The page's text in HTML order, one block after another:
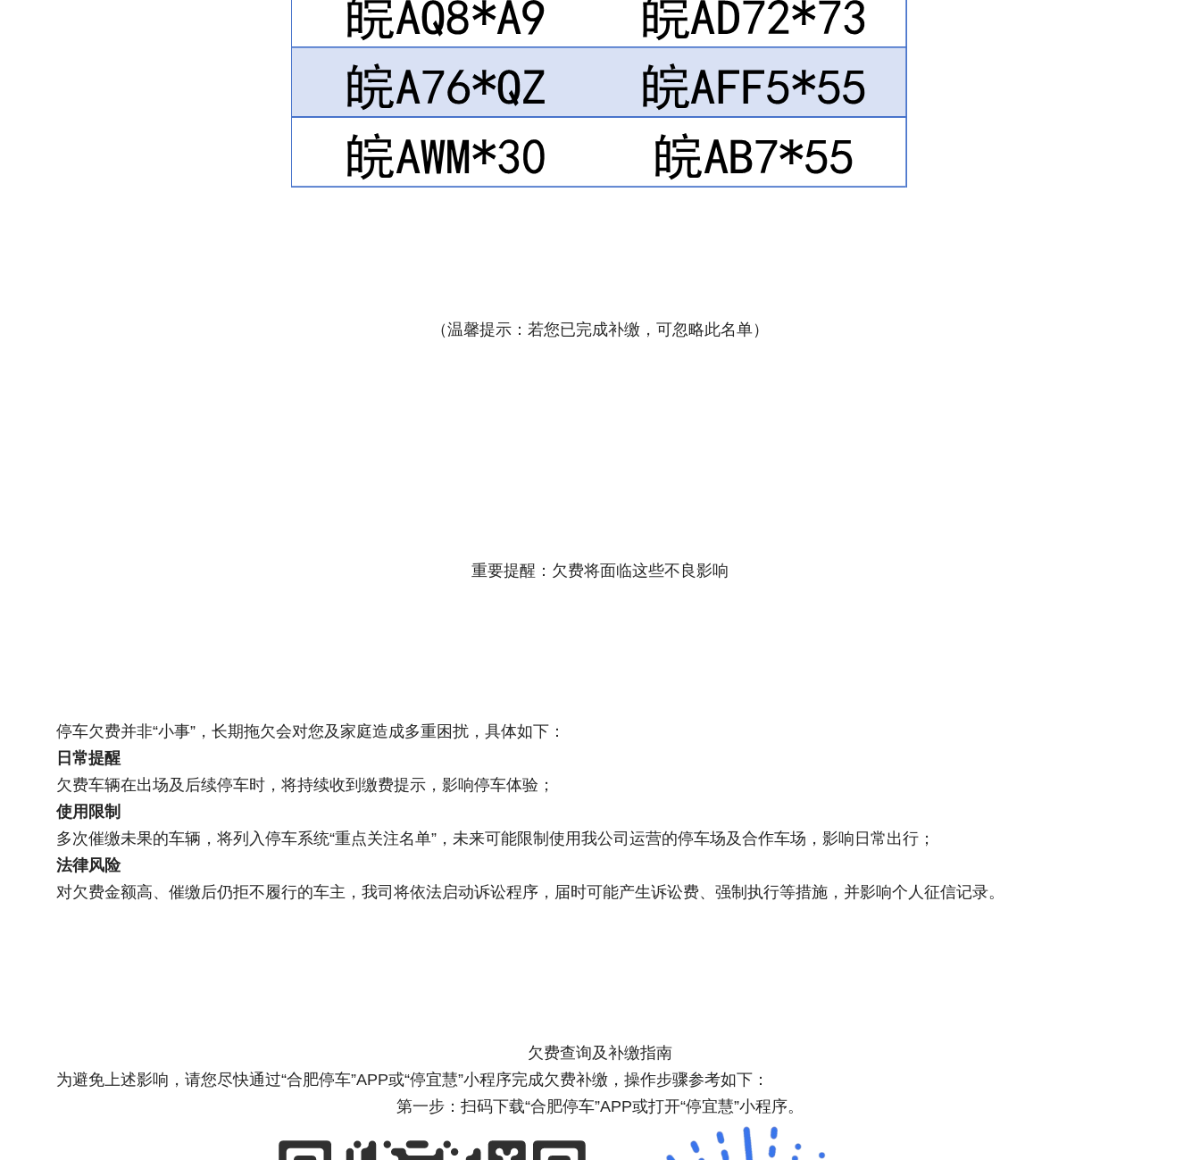
（温馨提示：若您已完成补缴，可忽略此名单）
重要提醒：欠费将面临这些不良影响
停车欠费并非“小事”，长期拖欠会对您及家庭造成多重困扰，具体如下：
日常提醒
欠费车辆在出场及后续停车时，将持续收到缴费提示，影响停车体验；
使用限制
多次催缴未果的车辆，将列入停车系统“重点关注名单”，未来可能限制使用我公司运营的停车场及合作车场，影响日常出行；
法律风险
对欠费金额高、催缴后仍拒不履行的车主，我司将依法启动诉讼程序，届时可能产生诉讼费、强制执行等措施，并影响个人征信记录。
欠费查询及补缴指南
为避免上述影响，请您尽快通过“合肥停车”APP或“停宜慧”小程序完成欠费补缴，操作步骤参考如下：
第一步：扫码下载“合肥停车”APP或打开“停宜慧”小程序。